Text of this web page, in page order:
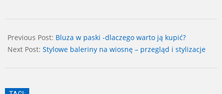
07-
31
Previous Post: Bluza w paski -dlaczego warto ją kupić?
Next Post: Stylowe baleriny na wiosnę – przegląd i stylizacje